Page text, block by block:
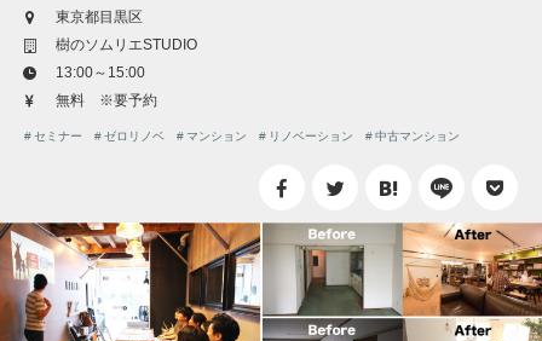
東京都目黒区
樹のソムリエSTUDIO
13:00～15:00
無料 ※要予約
セミナー ゼロリノベ マンション リノベーション 中古マンション